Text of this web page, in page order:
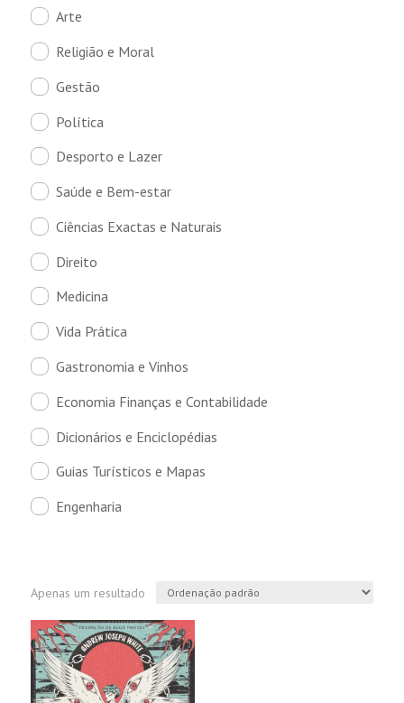
Arte
Religião e Moral
Gestão
Política
Desporto e Lazer
Saúde e Bem-estar
Ciências Exactas e Naturais
Direito
Medicina
Vida Prática
Gastronomia e Vinhos
Economia Finanças e Contabilidade
Dicionários e Enciclopédias
Guias Turísticos e Mapas
Engenharia
Apenas um resultado